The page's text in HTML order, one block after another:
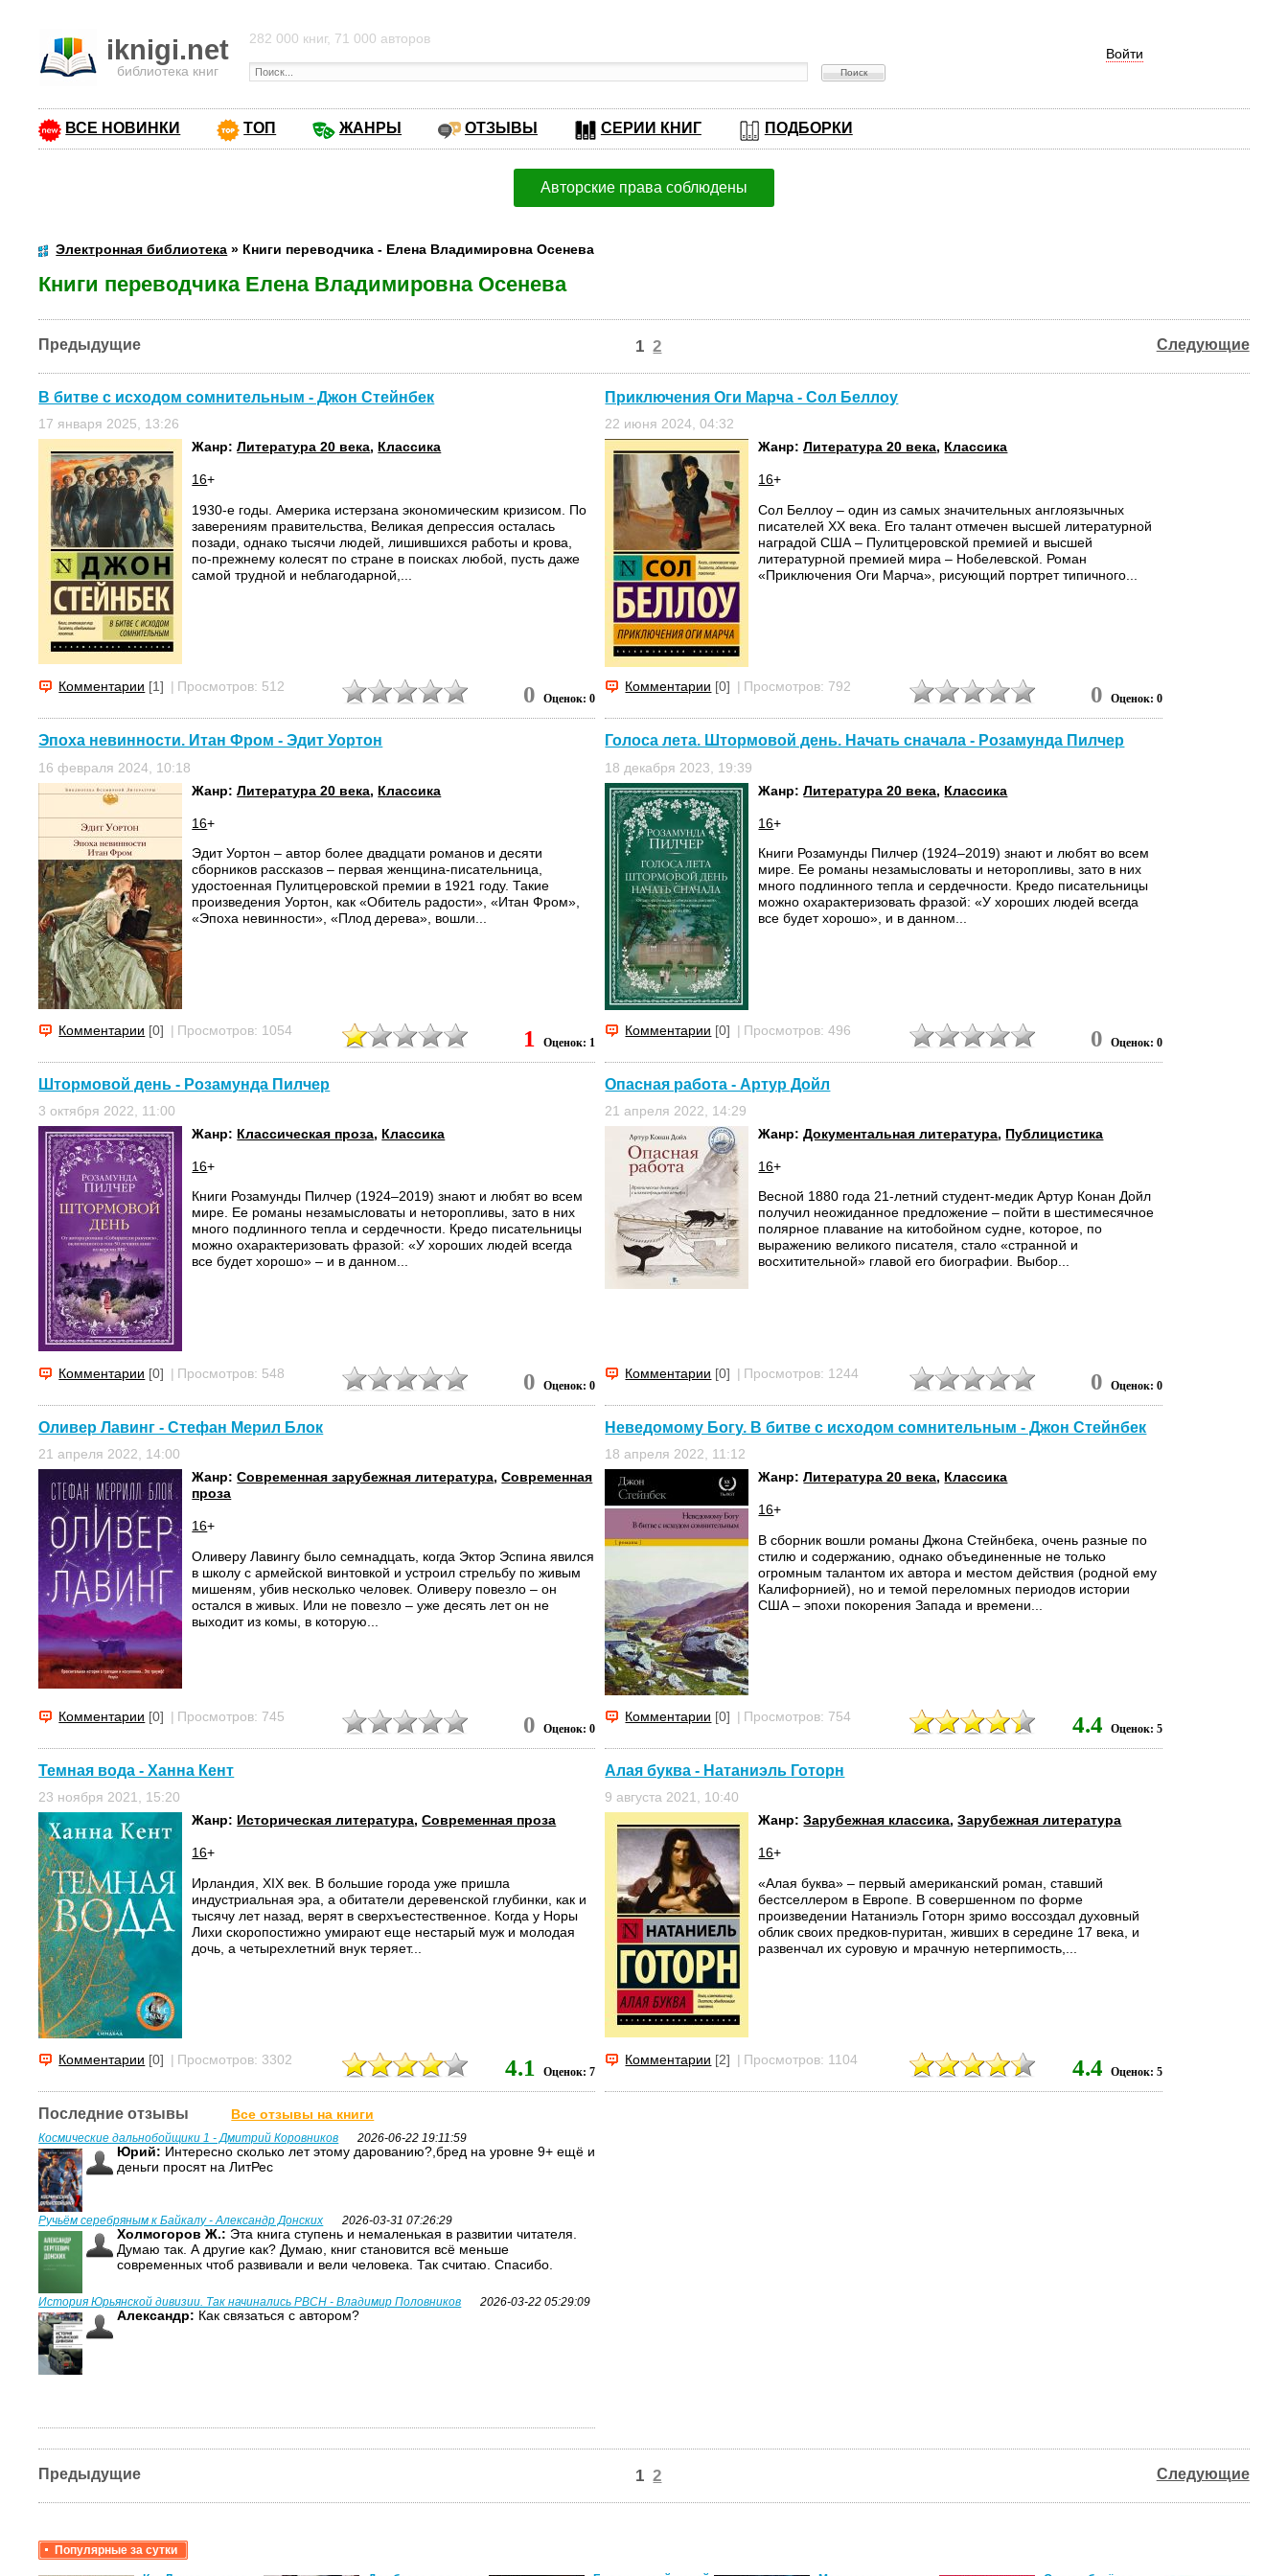
iknigi.net
библиотека книг
Войти
282 000 книг, 71 000 авторов
ВСЕ НОВИНКИ ТОП ЖАНРЫ ОТЗЫВЫ СЕРИИ КНИГ ПОДБОРКИ
Авторские права соблюдены
Электронная библиотека » Книги переводчика - Елена Владимировна Осенева
Книги переводчика Елена Владимировна Осенева
Предыдущие Следующие
1 2
В битве с исходом сомнительным - Джон Стейнбек
17 января 2025, 13:26
Жанр:Литература 20 века, Классика
16+
1930-е годы. Америка истерзана экономическим кризисом. По
заверениям правительства, Великая депрессия осталась
позади, однако тысячи людей, лишившихся работы и крова,
по-прежнему колесят по стране в поисках любой, пусть даже
самой трудной и неблагодарной,...
Комментарии [1] | Просмотров: 512 0 Оценок: 0
Приключения Оги Марча - Сол Беллоу
22 июня 2024, 04:32
Жанр:Литература 20 века, Классика
16+
Сол Беллоу – один из самых значительных англоязычных
писателей XX века. Его талант отмечен высшей литературной
наградой США – Пулитцеровской премией и высшей
литературной премией мира – Нобелевской. Роман
«Приключения Оги Марча», рисующий портрет типичного...
Комментарии [0] | Просмотров: 792 0 Оценок: 0
Эпоха невинности. Итан Фром - Эдит Уортон
16 февраля 2024, 10:18
Жанр:Литература 20 века, Классика
16+
Эдит Уортон – автор более двадцати романов и десяти
сборников рассказов – первая женщина-писательница,
удостоенная Пулитцеровской премии в 1921 году. Такие
произведения Уортон, как «Обитель радости», «Итан Фром»,
«Эпоха невинности», «Плод дерева», вошли...
Комментарии [0] | Просмотров: 1054 1 Оценок: 1
Голоса лета. Штормовой день. Начать сначала - Розамунда Пилчер
18 декабря 2023, 19:39
Жанр:Литература 20 века, Классика
16+
Книги Розамунды Пилчер (1924–2019) знают и любят во всем
мире. Ее романы незамысловаты и неторопливы, зато в них
много подлинного тепла и сердечности. Кредо писательницы
можно охарактеризовать фразой: «У хороших людей всегда
все будет хорошо», и в данном...
Комментарии [0] | Просмотров: 496 0 Оценок: 0
Штормовой день - Розамунда Пилчер
3 октября 2022, 11:00
Жанр: Классическая проза, Классика
16+
Книги Розамунды Пилчер (1924–2019) знают и любят во всем
мире. Ее романы незамысловаты и неторопливы, зато в них
много подлинного тепла и сердечности. Кредо писательницы
можно охарактеризовать фразой: «У хороших людей всегда
все будет хорошо» – и в данном...
Комментарии [0] | Просмотров: 548 0 Оценок: 0
Опасная работа - Артур Дойл
21 апреля 2022, 14:29
Жанр:Документальная литература, Публицистика
16+
Весной 1880 года 21-летний студент-медик Артур Конан Дойл
получил неожиданное предложение – пойти в шестимесячное
полярное плавание на китобойном судне, которое, по
выражению великого писателя, стало «странной и
восхитительной» главой его биографии. Выбор...
Комментарии [0] | Просмотров: 1244 0 Оценок: 0
Оливер Лавинг - Стефан Мерил Блок
21 апреля 2022, 14:00
Жанр:Современная зарубежная литература,Современная
проза
16+
Оливеру Лавингу было семнадцать, когда Эктор Эспина явился
в школу с армейской винтовкой и устроил стрельбу по живым
мишеням, убив несколько человек. Оливеру повезло – он
остался в живых. Или не повезло – уже десять лет он не
выходит из комы, в которую...
Комментарии [0] | Просмотров: 745 0 Оценок: 0
Неведомому Богу. В битве с исходом сомнительным - Джон Стейнбек
18 апреля 2022, 11:12
Жанр:Литература 20 века, Классика
16+
В сборник вошли романы Джона Стейнбека, очень разные по
стилю и содержанию, однако объединенные не только
огромным талантом их автора и местом действия (родной ему
Калифорнией), но и темой переломных периодов истории
США – эпохи покорения Запада и времени...
Комментарии [0] | Просмотров: 754 4.4 Оценок: 5
Темная вода - Ханна Кент
23 ноября 2021, 15:20
Жанр: Историческая литература,Современная проза
16+
Ирландия, XIX век. В большие города уже пришла
индустриальная эра, а обитатели деревенской глубинки, как и
тысячу лет назад, верят в сверхъестественное. Когда у Норы
Лихи скоропостижно умирают еще нестарый муж и молодая
дочь, а четырехлетний внук теряет...
Комментарии [0] | Просмотров: 3302 4.1 Оценок: 7
Алая буква - Натаниэль Готорн
9 августа 2021, 10:40
Жанр:Зарубежная классика,Зарубежная литература
16+
«Алая буква» – первый американский роман, ставший
бестселлером в Европе. В совершенном по форме
произведении Натаниэль Готорн зримо воссоздал духовный
облик своих предков-пуритан, живших в середине 17 века, и
развенчал их суровую и мрачную нетерпимость,...
Комментарии [2] | Просмотров: 1104 4.4 Оценок: 5
Последние отзывы Все отзывы на книги
Космические дальнобойщики 1 - Дмитрий Коровников 2026-06-22 19:11:59
Юрий: Интересно сколько лет этому дарованию?,бред на уровне 9+ ещё и
деньги просят на ЛитРес
Ручьём серебряным к Байкалу - Александр Донских 2026-03-31 07:26:29
Холмогоров Ж.: Эта книга ступень и немаленькая в развитии читателя.
Думаю так. А другие как? Думаю, книг становится всё меньше
современных чтоб развивали и вели человека. Так считаю. Спасибо.
История Юрьянской дивизии. Так начинались РВСН - Владимир Половников 2026-03-22 05:29:09
Александр: Как связаться с автором?
Предыдущие Следующие
1 2
Популярные за сутки